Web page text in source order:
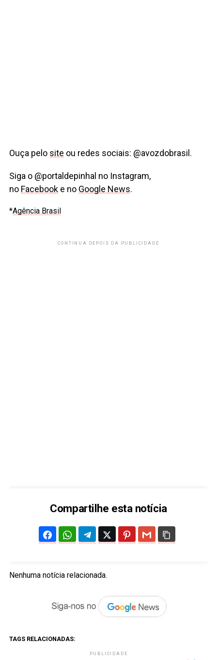
Ouça pelo site ou redes sociais: @avozdobrasil.
Siga o @portaldepinhal no Instagram,
no Facebooke no Google News.
*Agência Brasil
CONTINUA DEPOIS DA PUBLICIDADE
Compartilhe esta notícia
Nenhuma notícia relacionada.
TAGS RELACIONADAS:
PUBLICIDADE